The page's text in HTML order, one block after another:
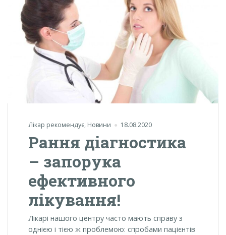
Лікар рекомендує, Новини 18.08.2020
Рання діагностика
– запорука
ефективного
лікування!
Лікарі нашого центру часто мають справу з
однією і тією ж проблемою: спробами пацієнтів